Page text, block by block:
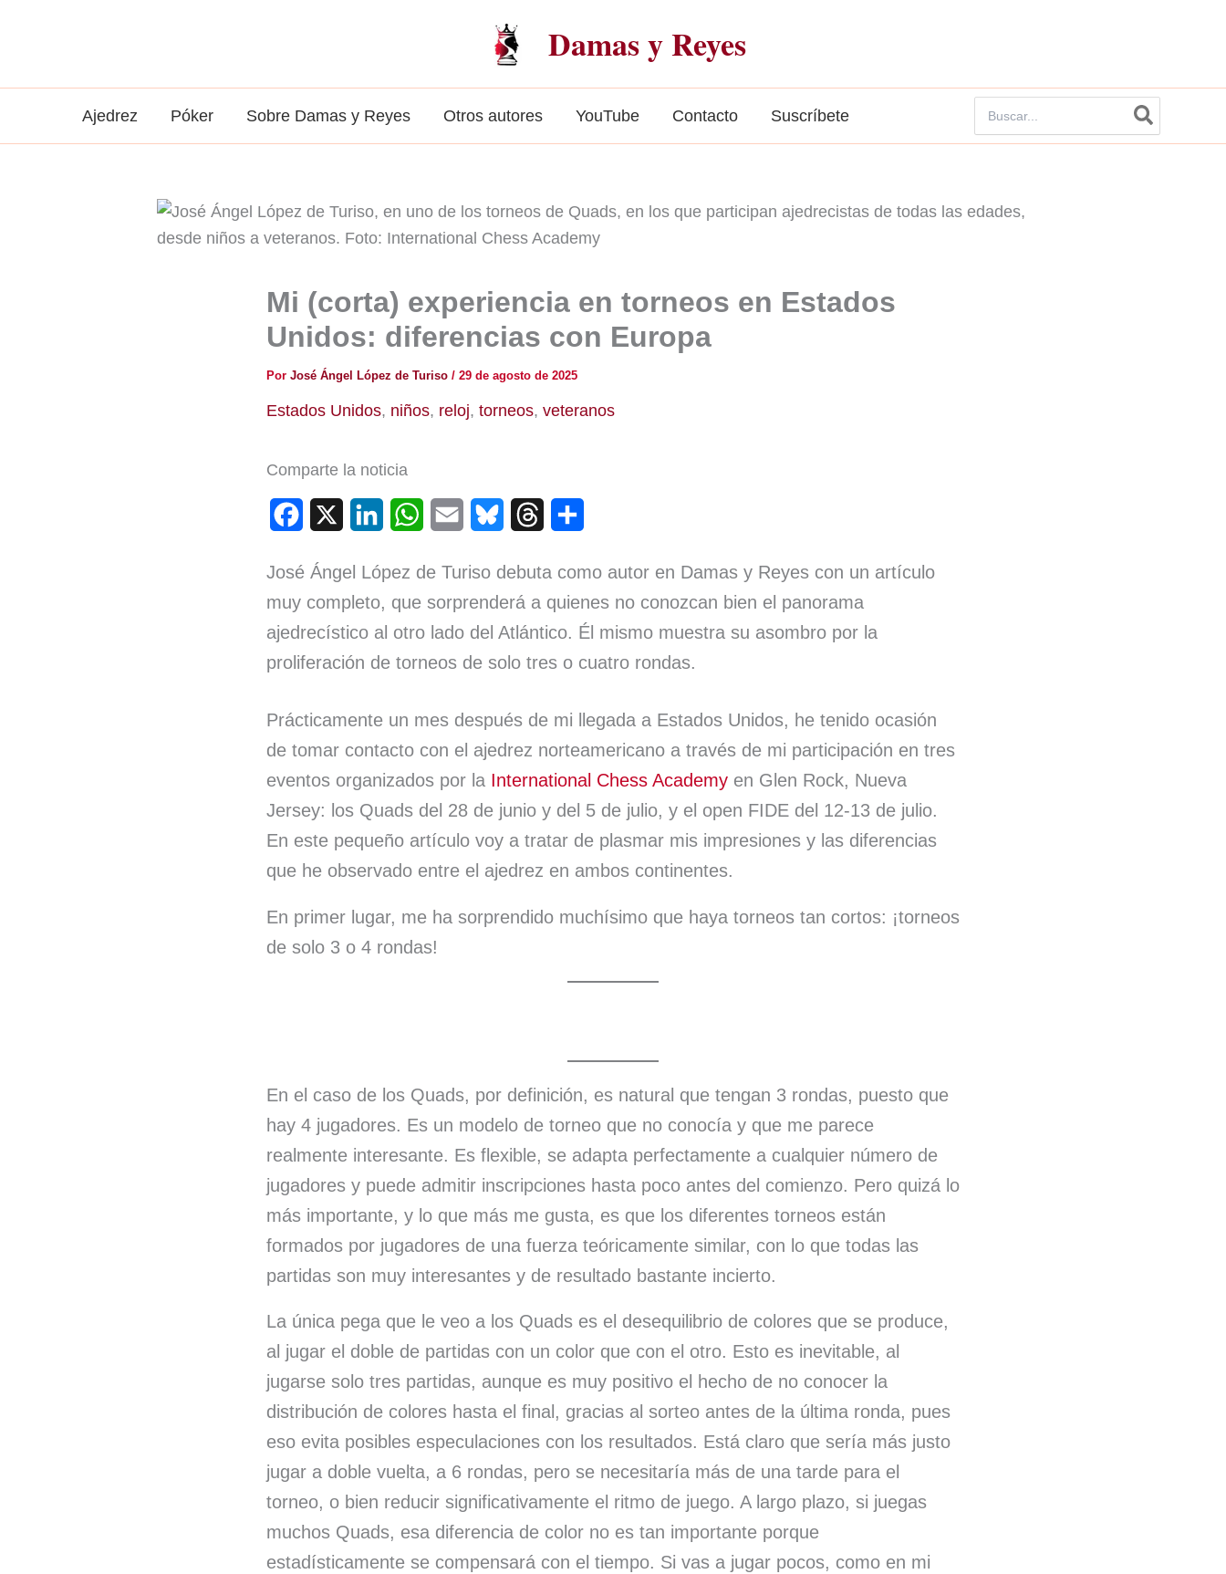
Damas y Reyes
Ajedrez Póker Sobre Damas y Reyes Otros autores YouTube Contacto Suscríbete
por:
Mi (corta) experiencia en torneos en Estados
Unidos: diferencias con Europa
Por José Ángel López de Turiso / 29 de agosto de 2025
Estados Unidos, niños, reloj, torneos, veteranos
Comparte la noticia
c
e
o
k
n
k
n
W
a
p
a
i
u
e
y
r
e
m
p
t
i
r
José Ángel López de Turiso debuta como autor en Damas y Reyes con un artículo
muy completo, que sorprenderá a quienes no conozcan bien el panorama
ajedrecístico al otro lado del Atlántico. Él mismo muestra su asombro por la
proliferación de torneos de solo tres o cuatro rondas.
Prácticamente un mes después de mi llegada a Estados Unidos, he tenido ocasión
de tomar contacto con el ajedrez norteamericano a través de mi participación en tres
eventos organizados por la International Chess Academy en Glen Rock, Nueva
Jersey: los Quads del 28 de junio y del 5 de julio, y el open FIDE del 12-13 de julio.
En este pequeño artículo voy a tratar de plasmar mis impresiones y las diferencias
que he observado entre el ajedrez en ambos continentes.
En primer lugar, me ha sorprendido muchísimo que haya torneos tan cortos: ¡torneos
de solo 3 o 4 rondas!
En el caso de los Quads, por definición, es natural que tengan 3 rondas, puesto que
hay 4 jugadores. Es un modelo de torneo que no conocía y que me parece
realmente interesante. Es flexible, se adapta perfectamente a cualquier número de
jugadores y puede admitir inscripciones hasta poco antes del comienzo. Pero quizá lo
más importante, y lo que más me gusta, es que los diferentes torneos están
formados por jugadores de una fuerza teóricamente similar, con lo que todas las
partidas son muy interesantes y de resultado bastante incierto.
La única pega que le veo a los Quads es el desequilibrio de colores que se produce,
al jugar el doble de partidas con un color que con el otro. Esto es inevitable, al
jugarse solo tres partidas, aunque es muy positivo el hecho de no conocer la
distribución de colores hasta el final, gracias al sorteo antes de la última ronda, pues
eso evita posibles especulaciones con los resultados. Está claro que sería más justo
jugar a doble vuelta, a 6 rondas, pero se necesitaría más de una tarde para el
torneo, o bien reducir significativamente el ritmo de juego. A largo plazo, si juegas
muchos Quads, esa diferencia de color no es tan importante porque
estadísticamente se compensará con el tiempo. Si vas a jugar pocos, como en mi